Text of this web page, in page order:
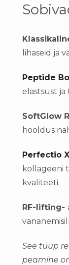
lihaseid ja
Peptide
elastsust
SoftGlow
hooldus
Perfectio X
kollageeni
kvaliteeti.
RF-lifting-
See tüüp
peamine